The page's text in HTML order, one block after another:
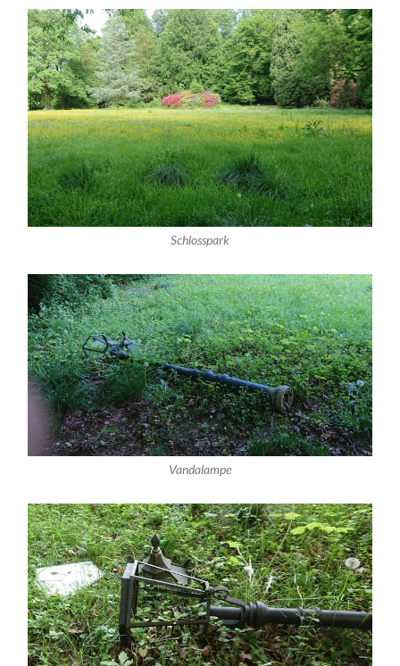
Schlosspark
Vandalampe